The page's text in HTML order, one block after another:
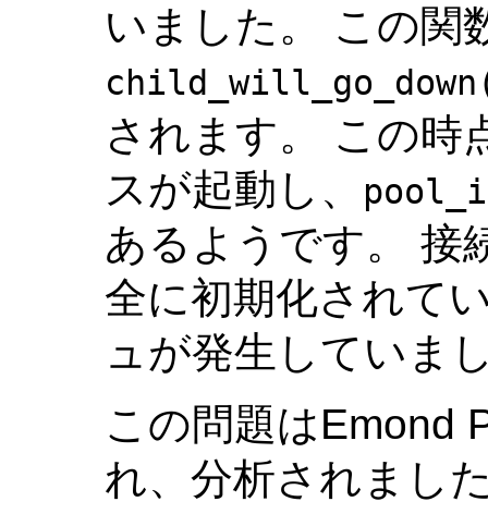
いました。 この関
されます。 この時
スが起動し、
あるようです。 接
全に初期化されて
ュが発生していま
この問題はEmond
れ、分析されまし